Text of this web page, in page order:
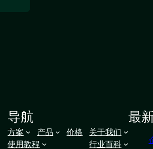
导航
方案 产品 价格
关于我们
使用教程
行业百科
最